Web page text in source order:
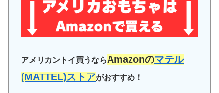
アメリカントイ買うならAmazonのマテル
(MATTEL)ストアがおすすめ！